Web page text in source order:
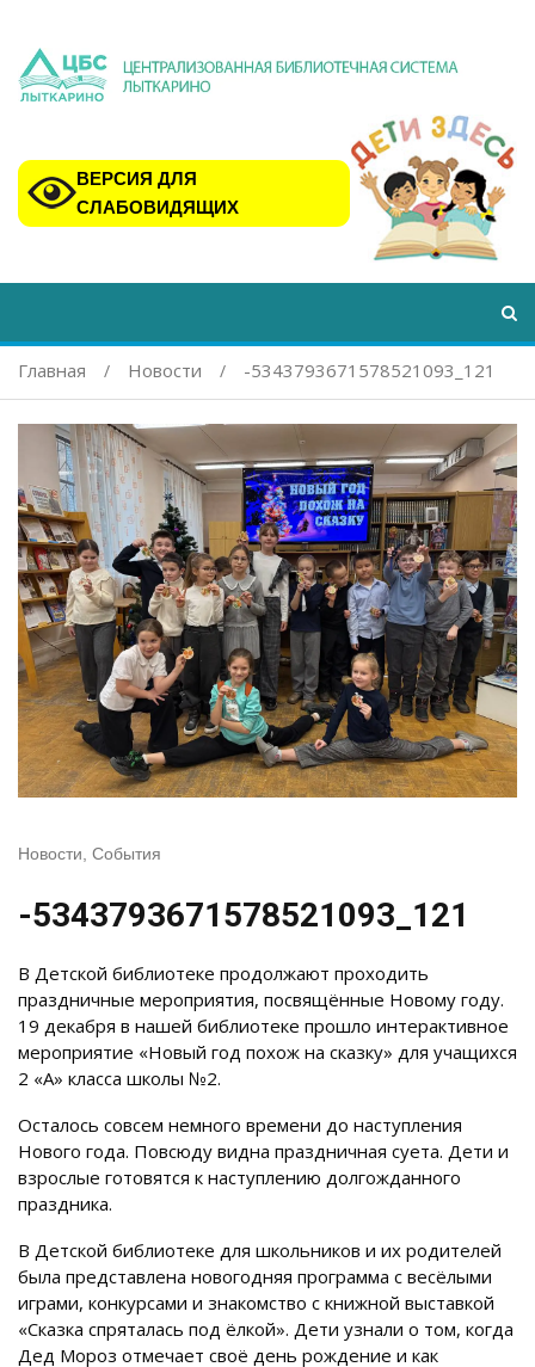
ВЕРСИЯ ДЛЯ
СЛАБОВИДЯЩИХ
Главная Новости -5343793671578521093_121
Новости, События
-5343793671578521093_121
В Детской библиотеке продолжают проходить
праздничные мероприятия, посвящённые Новому году.
19 декабря в нашей библиотеке прошло интерактивное
мероприятие «Новый год похож на сказку» для учащихся
2 «А» класса школы №2.
Осталось совсем немного времени до наступления
Нового года. Повсюду видна праздничная суета. Дети и
взрослые готовятся к наступлению долгожданного
праздника.
В Детской библиотеке для школьников и их родителей
была представлена новогодняя программа с весёлыми
играми, конкурсами и знакомство с книжной выставкой
«Сказка спряталась под ёлкой». Дети узнали о том, когда
Дед Мороз отмечает своё день рождение и как